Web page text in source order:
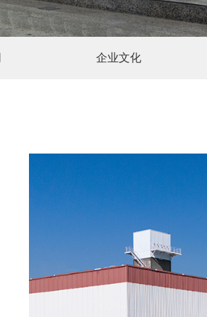
企业文化